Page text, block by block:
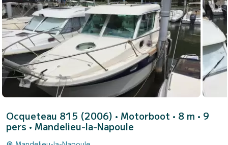
Ocqueteau 815 (2006) • Motorboot • 8 m • 9
pers • Mandelieu-la-Napoule